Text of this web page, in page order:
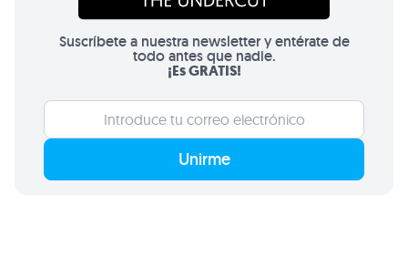
Suscríbete a nuestra newsletter y entérate de
todo antes que nadie.
¡Es GRATIS!
Unirme